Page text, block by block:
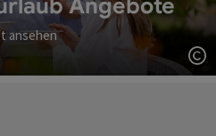
Angebote
ansehen